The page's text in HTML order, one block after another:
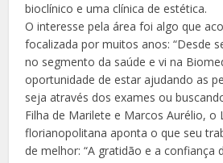
bioclínico e uma clínica de estética.
O interesse pela área foi algo que
focalizada por muitos anos: “Desde
no segmento da saúde e vi na
oportunidade de estar ajudando as
seja através dos exames ou
Filha de Marilete e Marcos Aurélio, o
florianopolitana aponta o que seu
de melhor: “A gratidão e a confiança